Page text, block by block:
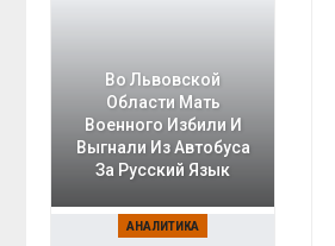
Во Львовской
Области Мать
Военного Избили И
Выгнали Из Автобуса
За Русский Язык
АНАЛИТИКА